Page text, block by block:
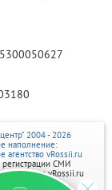
2004 - 2026
наполнение:
агентство vRossii.ru
регистрации СМИ
агентства vRossii.ru